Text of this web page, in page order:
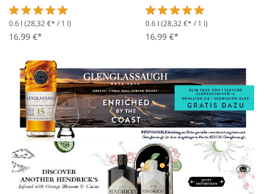
Durchschnittliche Bewertung von 5 von 5 Sternen
0.6 l (28,32 €* / 1 l)
16,99 €*
Durchschnittliche
0.6 l (28,32 €* / 1 l)
16,99 €*